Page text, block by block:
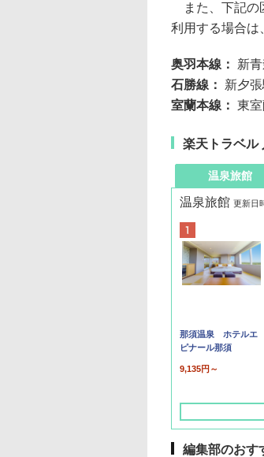
また、下記の
利用する場合は
奥羽本線： 新
石勝線： 新夕
室蘭本線： 東
楽天トラベル
温泉旅館
温泉旅館 更新日
那須温泉 ホテルエ
ピナール那須
9,135円～
編集部のおす